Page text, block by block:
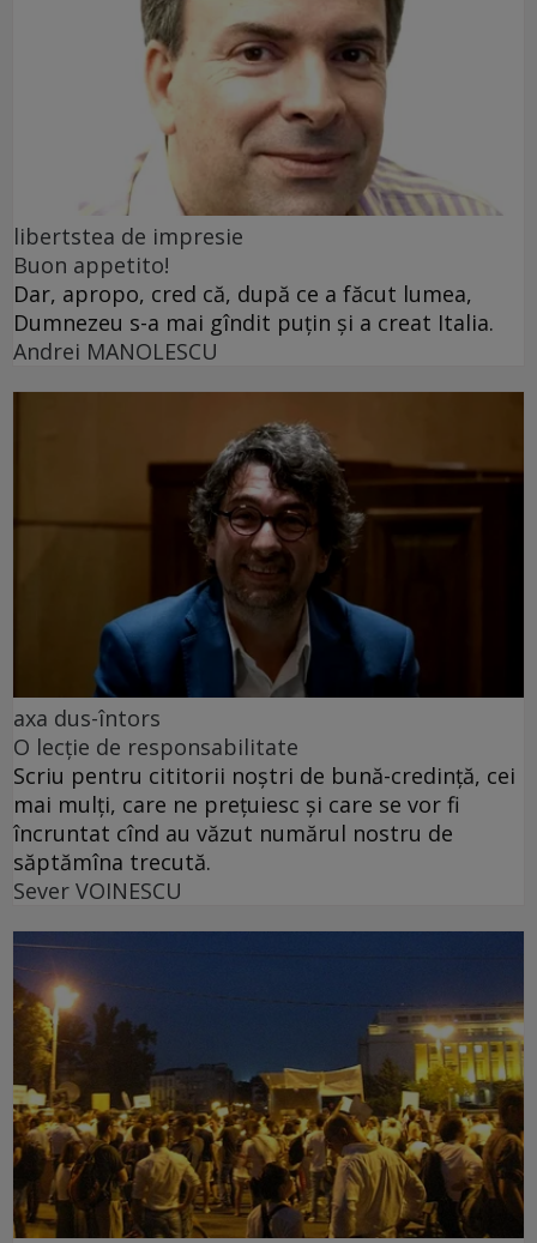
libertstea de impresie
Buon appetito!
Dar, apropo, cred că, după ce a făcut lumea,
Dumnezeu s-a mai gîndit puțin și a creat Italia.
Andrei MANOLESCU
axa dus-întors
O lecție de responsabilitate
Scriu pentru cititorii noștri de bună-credință, cei
mai mulți, care ne prețuiesc și care se vor fi
încruntat cînd au văzut numărul nostru de
săptămîna trecută.
Sever VOINESCU